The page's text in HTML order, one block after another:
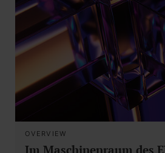
OVERVIEW
Im Maschinenraum des